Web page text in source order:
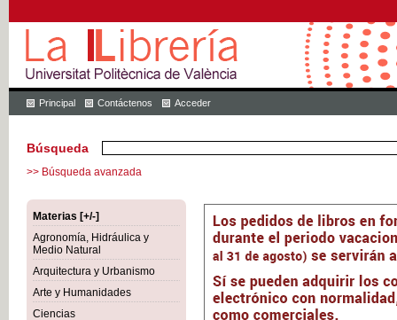
Principal Contáctenos Acceder
Búsqueda
>> Búsqueda avanzada
Materias [+/-]
Agronomía, Hidráulica y
Medio Natural
Arquitectura y Urbanismo
Arte y Humanidades
Ciencias